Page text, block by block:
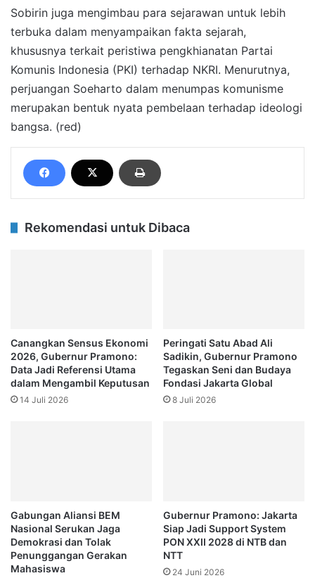
Sobirin juga mengimbau para sejarawan untuk lebih
terbuka dalam menyampaikan fakta sejarah,
khususnya terkait peristiwa pengkhianatan Partai
Komunis Indonesia (PKI) terhadap NKRI. Menurutnya,
perjuangan Soeharto dalam menumpas komunisme
merupakan bentuk nyata pembelaan terhadap ideologi
bangsa. (red)
Rekomendasi untuk Dibaca
Canangkan Sensus Ekonomi
2026, Gubernur Pramono:
Data Jadi Referensi Utama
dalam Mengambil Keputusan
14 Juli 2026
Peringati Satu Abad Ali
Sadikin, Gubernur Pramono
Tegaskan Seni dan Budaya
Fondasi Jakarta Global
8 Juli 2026
Gabungan Aliansi BEM
Nasional Serukan Jaga
Demokrasi dan Tolak
Penunggangan Gerakan
Mahasiswa
Gubernur Pramono: Jakarta
Siap Jadi Support System
PON XXII 2028 di NTB dan
NTT
24 Juni 2026